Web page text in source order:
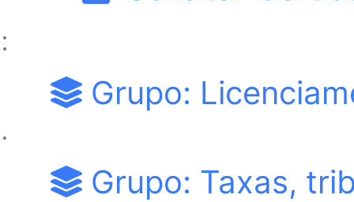
Grupo:
Grupo: Taxas,